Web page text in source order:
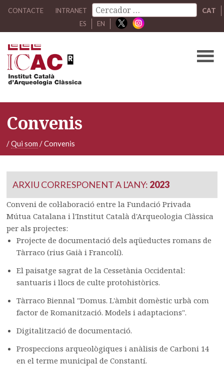
CONTACTE INTRANET
CAT
ES
EN
Convenis
/Qui som /Convenis
ARXIU CORRESPONENT A L'ANY: 2023
Conveni de col·laboració entre la Fundació Privada
Mútua Catalana i l'Institut Català d'Arqueologia Clàssica
per als projectes:
Projecte de documentació dels aqüeductes romans de
Tàrraco (rius Gaià i Francolí).
El paisatge sagrat de la Cessetània Occidental:
santuaris i llocs de culte protohistòrics.
Tàrraco Biennal "Domus. L'àmbit domèstic urbà com
factor de Romanització. Models i adaptacions".
Digitalització de documentació.
Prospeccions arqueològiques i anàlisis de Carboni 14
en el terme municipal de Constantí.